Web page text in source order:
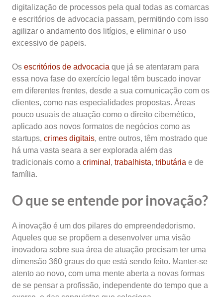
digitalização de processos pela qual todas as comarcas
e escritórios de advocacia passam, permitindo com isso
agilizar o andamento dos litígios, e eliminar o uso
excessivo de papeis.
Os escritórios de advocacia que já se atentaram para
essa nova fase do exercício legal têm buscado inovar
em diferentes frentes, desde a sua comunicação com os
clientes, como nas especialidades propostas. Áreas
pouco usuais de atuação como o direito cibernético,
aplicado aos novos formatos de negócios como as
startups, crimes digitais, entre outros, têm mostrado que
há uma vasta seara a ser explorada além das
tradicionais como a criminal , trabalhista, tributária e de
família.
O que se entende por inovação?
A inovação é um dos pilares do empreendedorismo.
Aqueles que se propõem a desenvolver uma visão
inovadora sobre sua área de atuação precisam ter uma
dimensão 360 graus do que está sendo feito. Manter-se
atento ao novo, com uma mente aberta a novas formas
de se pensar a profissão, independente do tempo que a